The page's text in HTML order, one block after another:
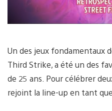
Un des jeux fondamentaux
Third Strike, a été un des
de 25 ans. Pour célébrer
rejoint la line-up en tant